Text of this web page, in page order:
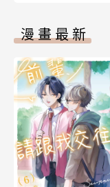
漫畫最新